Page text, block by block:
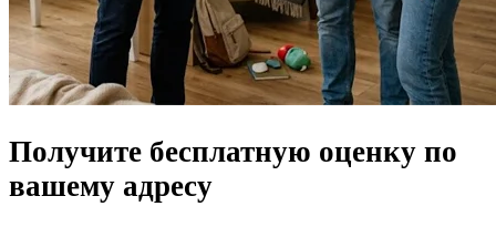
Получите бесплатную оценку по
вашему адресу